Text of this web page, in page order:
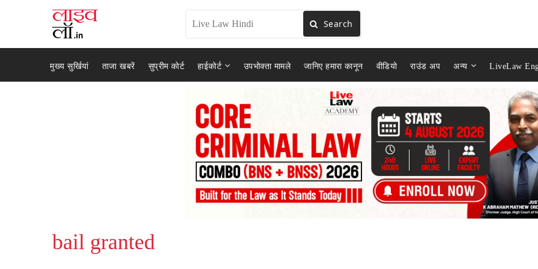
Search
मुख्य सुर्खियां ताजा खबरें सुप्रीम कोर्ट हाईकोर्ट उपभोक्ता मामले जानिए हमारा कानून वीडियो राउंड अप अन्य LiveLaw
bail granted